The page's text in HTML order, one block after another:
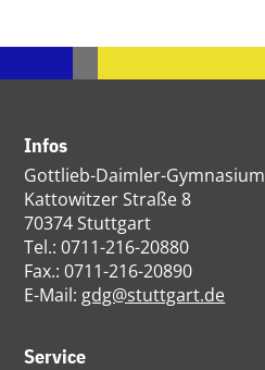
Infos
Gottlieb-Daimler-Gymnasium
Kattowitzer Straße 8
70374 Stuttgart
Tel.: 0711-216-20880
Fax.: 0711-216-20890
E-Mail: gdg@stuttgart.de
Service